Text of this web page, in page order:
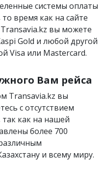
системы оплаты
время как на сайте
вы можете
Gold и любой другой
Visa или Mastercard.
Вам рейса
Transavia.kz вы
с отсутствием
так как на нашей
более 700
и всему миру.